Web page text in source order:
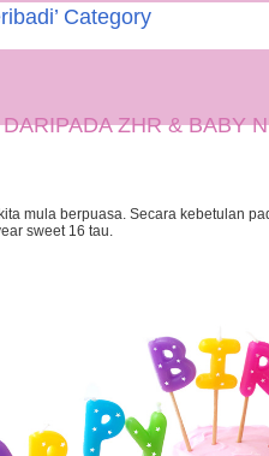
Category
ZHR & BABY
mula berpuasa. Secara kebetulan
sweet 16 tau.